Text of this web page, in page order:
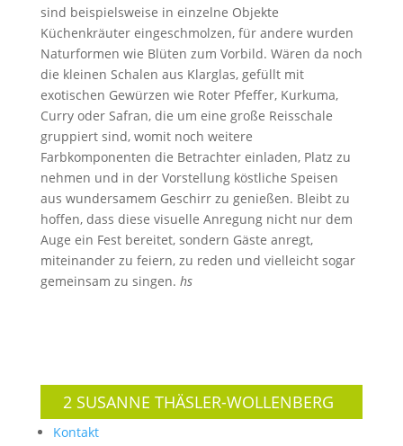
sind beispielsweise in einzelne Objekte
Küchenkräuter eingeschmolzen, für andere wurden
Naturformen wie Blüten zum Vorbild. Wären da noch
die kleinen Schalen aus Klarglas, gefüllt mit
exotischen Gewürzen wie Roter Pfeffer, Kurkuma,
Curry oder Safran, die um eine große Reisschale
gruppiert sind, womit noch weitere
Farbkomponenten die Betrachter einladen, Platz zu
nehmen und in der Vorstellung köstliche Speisen
aus wundersamem Geschirr zu genießen. Bleibt zu
hoffen, dass diese visuelle Anregung nicht nur dem
Auge ein Fest bereitet, sondern Gäste anregt,
miteinander zu feiern, zu reden und vielleicht sogar
gemeinsam zu singen. hs
2 SUSANNE THÄSLER-WOLLENBERG
Kontakt